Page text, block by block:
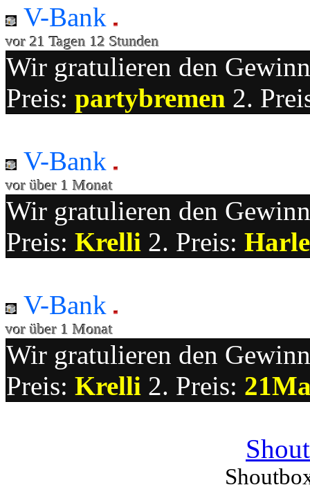
V-Bank
vor 21 Tagen 12 Stunden
Wir gratulieren den
Preis: partybremen 2.
V-Bank
vor über 1 Monat
Wir gratulieren den
Preis: Krelli 2. Preis:
V-Bank
vor über 1 Monat
Wir gratulieren den
Preis: Krelli 2. Preis: